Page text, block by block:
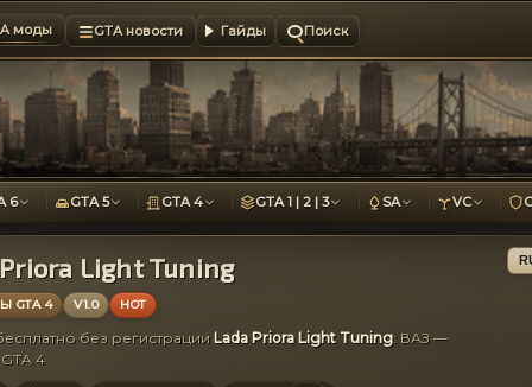
моды GTA новости Гайды Поиск
6 GTA 5 GTA 4 GTA 1 | 2 | 3 SA VC
Light Tuning
GTA 4 V1.0 HOT
без регистрации Lada Priora Light Tuning: ВАЗ —
4